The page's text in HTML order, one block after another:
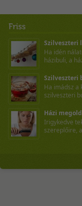
Szilveszteri
Ha idén
házibuli, a
Szilveszteri
Ha imádsz a
szilveszteri
Házi
Irigykedve
szereplőire,